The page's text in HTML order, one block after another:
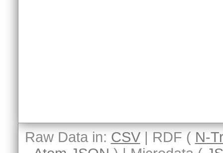
Raw Data in: CSV| RDF ( N-